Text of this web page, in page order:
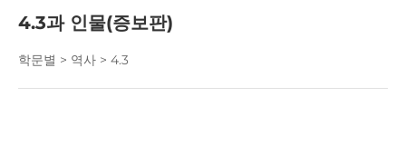
4.3과 인물(증보판)
학문별 > 역사 > 4.3